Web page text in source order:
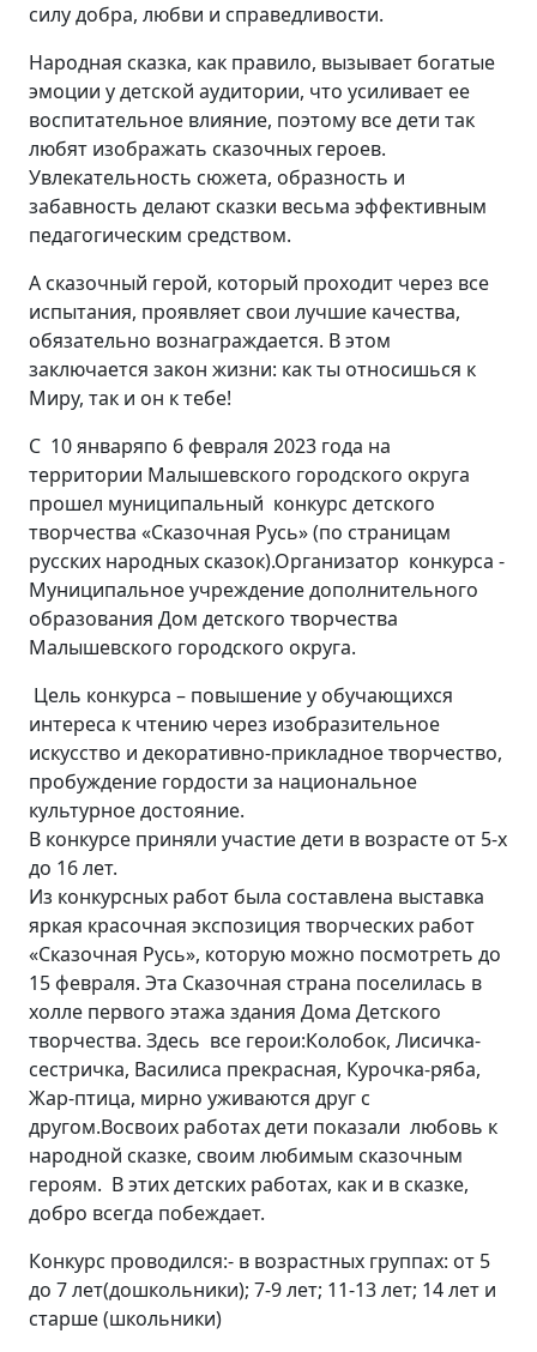
силу добра, любви и справедливости.
Народная сказка, как правило, вызывает богатые
эмоции у детской аудитории, что усиливает ее
воспитательное влияние, поэтому все дети так
любят изображать сказочных героев.
Увлекательность сюжета, образность и
забавность делают сказки весьма эффективным
педагогическим средством.
А сказочный герой, который проходит через все
испытания, проявляет свои лучшие качества,
обязательно вознаграждается. В этом
заключается закон жизни: как ты относишься к
Миру, так и он к тебе!
С 10 январяпо 6 февраля 2023 года на
территории Малышевского городского округа
прошел муниципальный конкурс детского
творчества «Сказочная Русь» (по страницам
русских народных сказок).Организатор конкурса -
Муниципальное учреждение дополнительного
образования Дом детского творчества
Малышевского городского округа.
Цель конкурса – повышение у обучающихся
интереса к чтению через изобразительное
искусство и декоративно-прикладное творчество,
пробуждение гордости за национальное
культурное достояние.
В конкурсе приняли участие дети в возрасте от 5-х
до 16 лет.
Из конкурсных работ была составлена выставка
яркая красочная экспозиция творческих работ
«Сказочная Русь», которую можно посмотреть до
15 февраля. Эта Сказочная страна поселилась в
холле первого этажа здания Дома Детского
творчества. Здесь все герои:Колобок, Лисичка-
сестричка, Василиса прекрасная, Курочка-ряба,
Жар-птица, мирно уживаются друг с
другом.Восвоих работах дети показали любовь к
народной сказке, своим любимым сказочным
героям. В этих детских работах, как и в сказке,
добро всегда побеждает.
Конкурс проводился:- в возрастных группах: от 5
до 7 лет(дошкольники); 7-9 лет; 11-13 лет; 14 лет и
старше (школьники)